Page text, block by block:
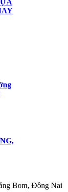
Bom, Đồng Nai